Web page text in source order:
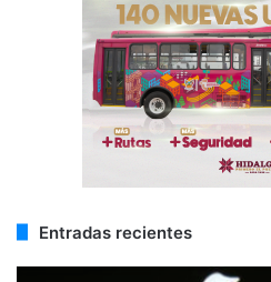
Entradas recientes